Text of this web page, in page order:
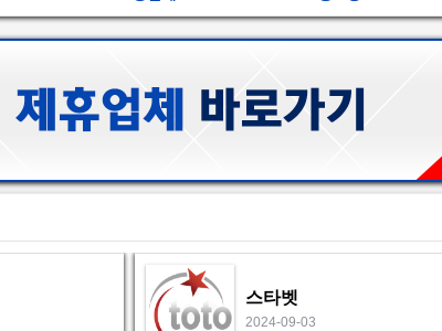
스타벳
2024-09-03